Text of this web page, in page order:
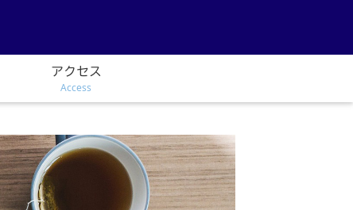
アクセス
Access